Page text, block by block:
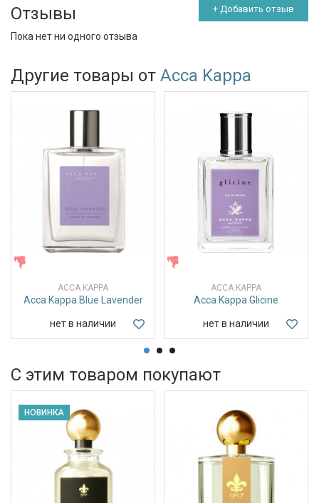
Отзывы + Добавить отзыв
Пока нет ни одного отзыва
Другие товары от Acca Kappa
ACCA KAPPA
Acca Kappa Blue Lavender
нет в наличии
ACCA KAPPA
Acca Kappa Glicine
нет в наличии
С этим товаром покупают
НОВИНКА